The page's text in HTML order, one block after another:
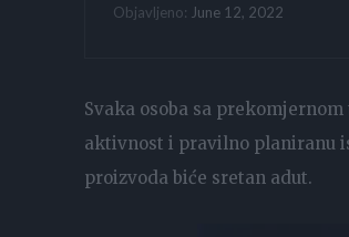
Objavljeno: June 12, 2022
Svaka osoba sa
aktivnost i pravilno planiranu
proizvoda biće sretan adut.